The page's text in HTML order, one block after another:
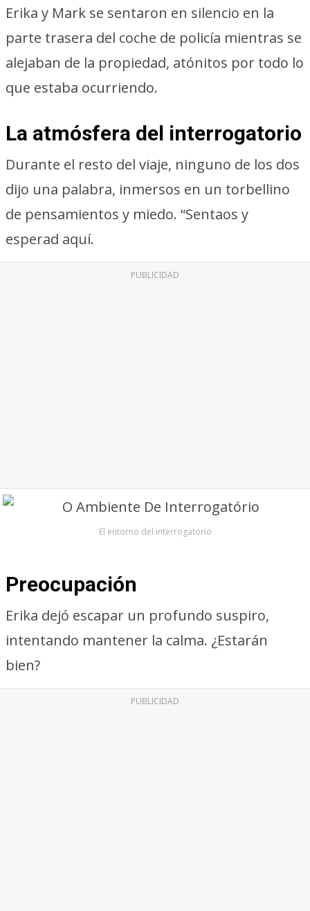
Erika y Mark se sentaron en silencio en la
parte trasera del coche de policía mientras se
alejaban de la propiedad, atónitos por todo lo
que estaba ocurriendo.
La atmósfera del interrogatorio
Durante el resto del viaje, ninguno de los dos
dijo una palabra, inmersos en un torbellino
de pensamientos y miedo. “Sentaos y
esperad aquí.
PUBLICIDAD
El entorno del interrogatorio
Preocupación
Erika dejó escapar un profundo suspiro,
intentando mantener la calma. ¿Estarán
bien?
PUBLICIDAD